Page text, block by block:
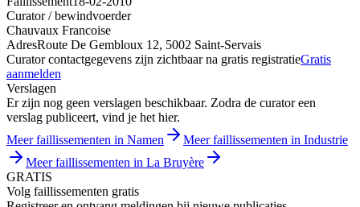
Curator / bewindvoerder
Chauvaux Francoise
AdresRoute De Gembloux 12, 5002 Saint-Servais
Curator contactgegevens zijn zichtbaar na gratis registratieGratis
aanmelden
Verslagen
Er zijn nog geen verslagen beschikbaar. Zodra de curator een
verslag publiceert, vind je het hier.
Meer faillissementen in Namen
Meer faillissementen in Industrie
Meer faillissementen in La Bruyère
GRATIS
Volg faillissementen gratis